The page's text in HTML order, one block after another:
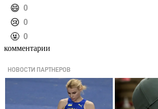
️😄 0
️😢 0
️🤬 0
комментарии